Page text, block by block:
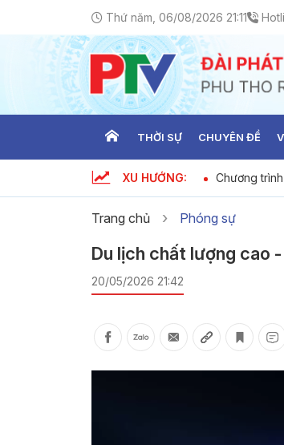
Thứ năm, 06/08/2026 21:11
THỜI SỰ CHUYÊN ĐỀ
XU HƯỚNG: Chương
Trang chủ Phóng sự
Du lịch chất lượng cao
20/05/2026 21:42